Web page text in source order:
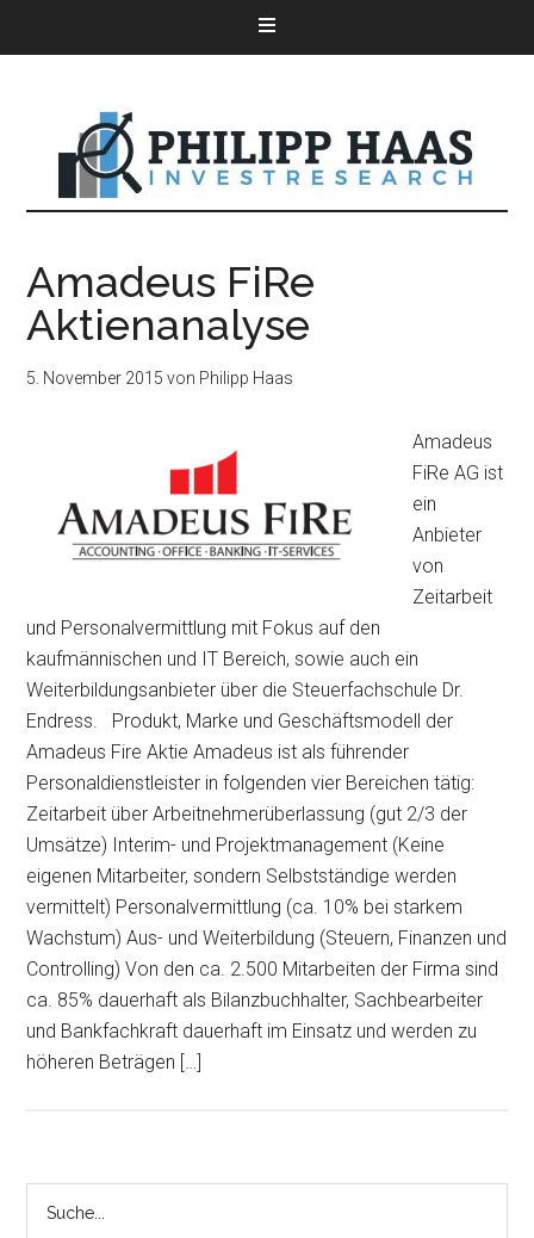
Amadeus FiRe
Aktienanalyse
5. November 2015 von Philipp Haas
Amadeus
FiRe AG ist
ein
Anbieter
von
Zeitarbeit
und Personalvermittlung mit Fokus auf den
kaufmännischen und IT Bereich, sowie auch ein
Weiterbildungsanbieter über die Steuerfachschule Dr.
Endress. Produkt, Marke und Geschäftsmodell der
Amadeus Fire Aktie Amadeus ist als führender
Personaldienstleister in folgenden vier Bereichen tätig:
Zeitarbeit über Arbeitnehmerüberlassung (gut 2/3 der
Umsätze) Interim- und Projektmanagement (Keine
eigenen Mitarbeiter, sondern Selbstständige werden
vermittelt) Personalvermittlung (ca. 10% bei starkem
Wachstum) Aus- und Weiterbildung (Steuern, Finanzen und
Controlling) Von den ca. 2.500 Mitarbeiten der Firma sind
ca. 85% dauerhaft als Bilanzbuchhalter, Sachbearbeiter
und Bankfachkraft dauerhaft im Einsatz und werden zu
höheren Beträgen […]